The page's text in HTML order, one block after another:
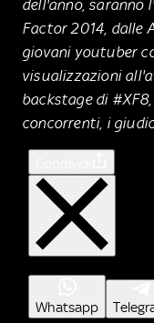
dell'anno, saranno
Factor 2014, dalle
giovani youtuber
visualizzazioni
backstage di
concorrenti, i
Whatsapp